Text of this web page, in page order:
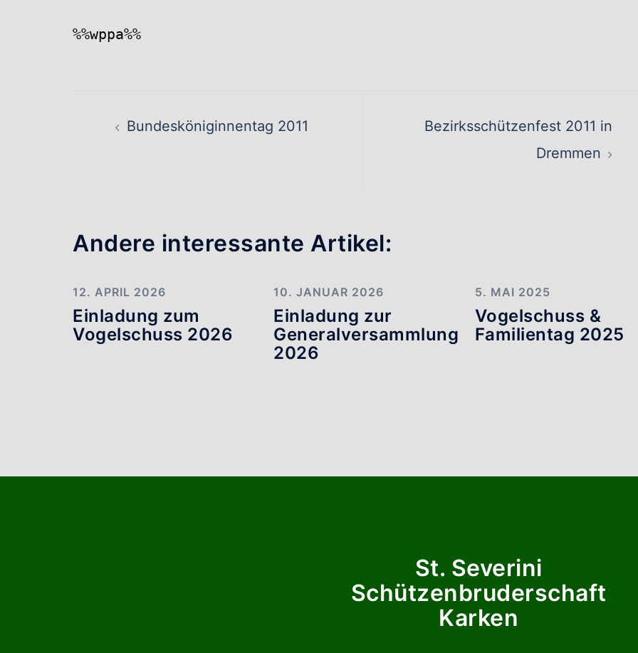
%%wppa%%
Beitragsnavigation
Bundesköniginnentag 2011
Bezirksschützenfest 2011 in
Dremmen
Andere interessante Artikel:
12. APRIL 2026
Einladung zum
Vogelschuss 2026
10. JANUAR 2026
Einladung zur
Generalversammlung
2026
5. MAI 2025
Vogelschuss &
Familientag 2025
St. Severini
Schützenbruderschaft
Karken